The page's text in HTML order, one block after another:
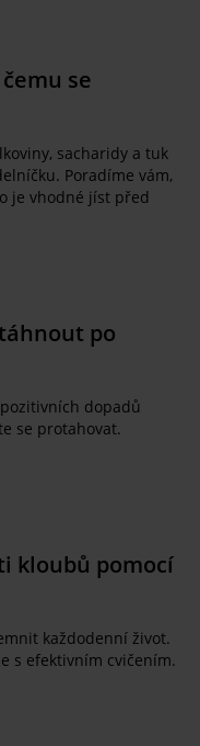
se
sacharidy a tuk
Poradíme vám,
je vhodné jíst před
po
dopadů
se protahovat.
kloubů pomocí
každodenní život.
s efektivním cvičením.